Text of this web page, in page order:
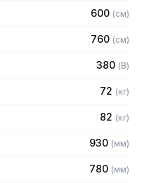
только самой
нее, что минимизирует
стали AISI 304 толщиной
AISI 430 толщиной 0,8мм
толщиной 6
с санитарными
600 (см)
760 (см)
380 (В)
72 (кг)
82 (кг)
930 (мм)
780 (мм)